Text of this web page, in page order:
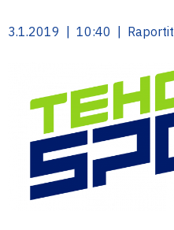
3.1.2019 | 10:40 | Raportit